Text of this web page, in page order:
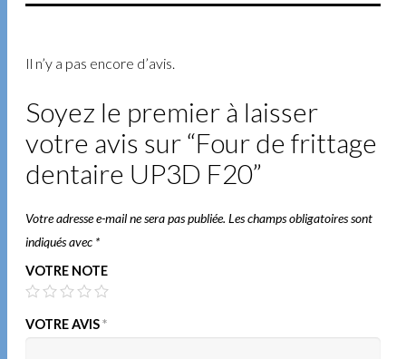
Il n’y a pas encore d’avis.
Soyez le premier à laisser
votre avis sur “Four de frittage
dentaire UP3D F20”
Votre adresse e-mail ne sera pas publiée. Les champs obligatoires sont
indiqués avec *
VOTRE NOTE
VOTRE AVIS*